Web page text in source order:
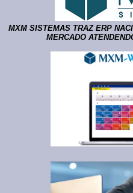
MXM SISTEMAS TRAZ ERP
MERCADO